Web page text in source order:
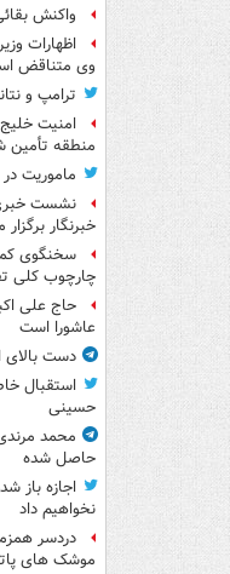
واکنش
اظهارات
وی متناقض
ترامپ و
امنیت
منطقه تأمین
ماموریت
نشست
خبرنگار
سخنگوی
چارچوب کلی
حاج علی
عاشورا است
دست بالای
استقبال
حسینی
محمد
حاصل شده
اجازه باز
نخواهیم داد
دردسر
موشک های